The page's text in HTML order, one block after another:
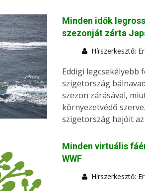
Minden idők
szezonját zárta
Hírszerkesztő:
Eddigi legcsekélyebb
szigetország
szezon zárásával,
környezetvédő
szigetország hajóit
Minden virtuális
WWF
Hírszerkesztő: